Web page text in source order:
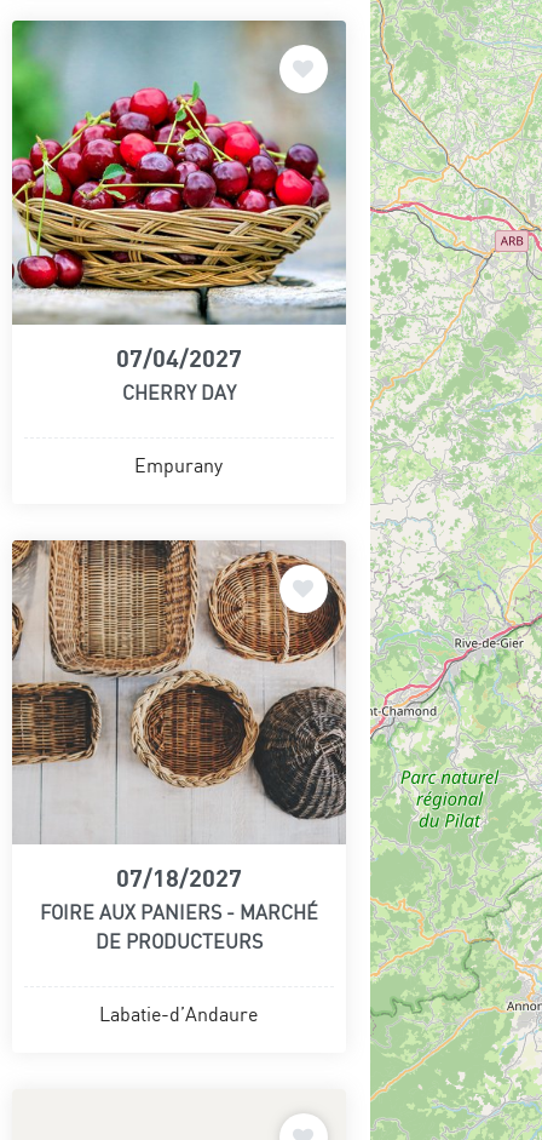
07/04/2027
CHERRY DAY
Empurany
07/18/2027
FOIRE AUX PANIERS - MARCHÉ
DE PRODUCTEURS
Labatie-d’Andaure